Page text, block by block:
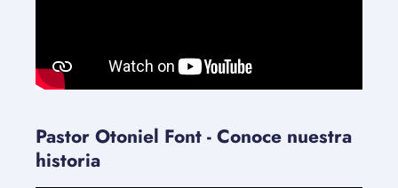
Pastor Otoniel Font - Conoce nuestra
historia